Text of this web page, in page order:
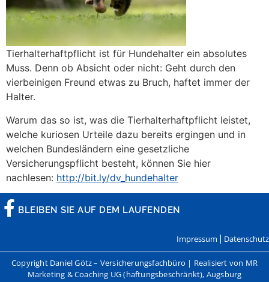
Tierhalterhaftpflicht ist für Hundehalter ein absolutes
Muss. Denn ob Absicht oder nicht: Geht durch den
vierbeinigen Freund etwas zu Bruch, haftet immer der
Halter.
Warum das so ist, was die Tierhalterhaftpflicht leistet,
welche kuriosen Urteile dazu bereits ergingen und in
welchen Bundesländern eine gesetzliche
Versicherungspflicht besteht, können Sie hier
nachlesen: http://bit.ly/dv_hundehalter
BLEIBEN SIE AUF DEM LAUFENDEN
Impressum Datenschutz
Copyright Daniel Götz – Versicherungsfachbüro | Realisiert von MR
Marketing & Coaching UG (haftungsbeschränkt), Augsburg